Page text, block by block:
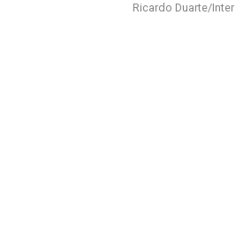
Ricardo Duarte/Inter